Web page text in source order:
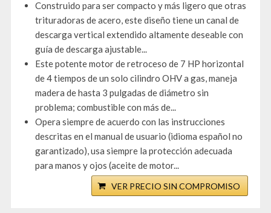
Construido para ser compacto y más ligero que otras
trituradoras de acero, este diseño tiene un canal de
descarga vertical extendido altamente deseable con
guía de descarga ajustable...
Este potente motor de retroceso de 7 HP horizontal
de 4 tiempos de un solo cilindro OHV a gas, maneja
madera de hasta 3 pulgadas de diámetro sin
problema; combustible con más de...
Opera siempre de acuerdo con las instrucciones
descritas en el manual de usuario (idioma español no
garantizado), usa siempre la protección adecuada
para manos y ojos (aceite de motor...
VER PRECIO SIN COMPROMISO